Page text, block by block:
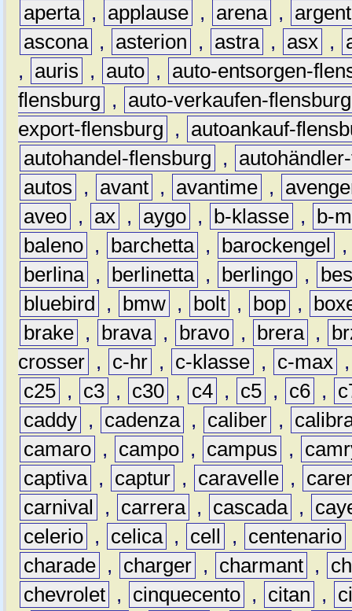
aperta , applause , arena ,
ascona , asterion , astra , asx ,
,
auris , auto ,
auto-entsorgen-
flensburg
,
auto-verkaufen-flensburg
export-flensburg
,
autoankauf-
autohandel-flensburg
,
autos
, avant , avantime ,
aveo , ax , aygo , b-klasse ,
b-
baleno , barchetta , barockengel
berlina , berlinetta , berlingo ,
bluebird
, bmw , bolt , bop ,
brake , brava , bravo , brera ,
crosser , c-hr , c-klasse , c-max
c25 , c3 , c30 , c4 , c5 , c6 ,
caddy , cadenza , caliber ,
camaro , campo , campus ,
captiva , captur , caravelle ,
carnival
, carrera , cascada ,
celerio , celica , cell , centenario
charade , charger , charmant ,
chevrolet , cinquecento , citan ,